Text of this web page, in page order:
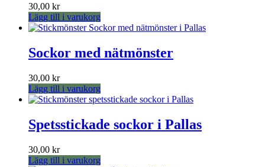
30,00 kr
Lägg till i varukorg
Sockor med nätmönster
30,00 kr
Lägg till i varukorg
Spetsstickade sockor i Pallas
30,00 kr
Lägg till i varukorg